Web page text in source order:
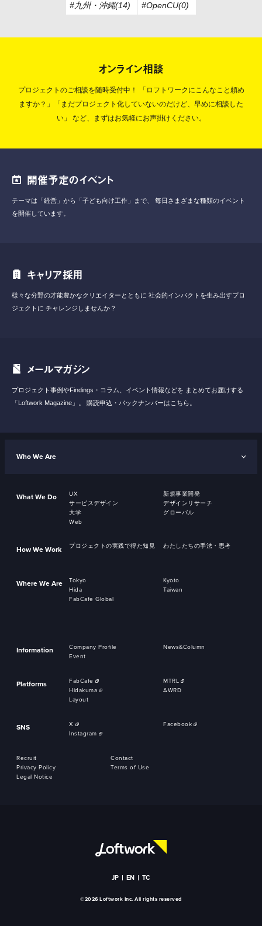
#九州・沖縄(14)
#OpenCU(0)
オンライン相談
プロジェクトのご相談を随時受付中！
「ロフトワークにこんなこと頼め
ますか？」「まだプロジェクト化していないのだけど、早めに相談した
い」
など、まずはお気軽にお声掛けください。
開催予定のイベント
テーマは「経営」から「子ども向け工作」まで、
毎日さまざまな種類のイベント
を開催しています。
キャリア採用
様々な分野の才能豊かなクリエイターとともに 社会的インパクトを生み出すプロ
ジェクトに チャレンジしませんか？
メールマガジン
プロジェクト事例やFindings・コラム、イベント情報などを まとめてお届けする
「Loftwork Magazine」。
購読申込・バックナンバーはこちら。
Who We Are
What We Do UX
新規事業開発
サービスデザイン
デザインリサーチ
大学
グローバル
Web
How We Work プロジェクトの実践で得た知見 わたしたちの手法・思考
Where We Are Tokyo
Kyoto
Hida
Taiwan
FabCafe Global
Information Company Profile
News&Column
Event
Platforms FabCafe
MTRL
Hidakuma
AWRD
Layout
SNS X
Facebook
Instagram
Recruit
Contact
Privacy Policy
Terms of Use
Legal Notice
JP EN TC
©2026 Loftwork Inc. All rights reserved